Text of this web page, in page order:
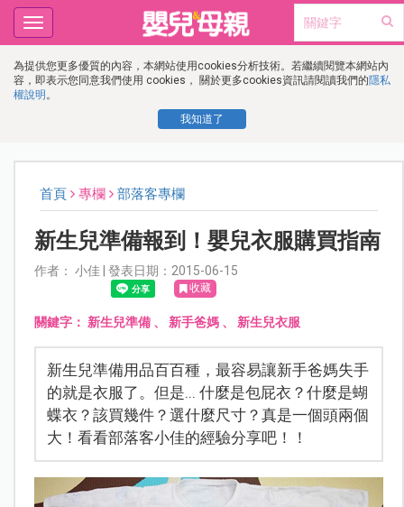
為提供您更多優質的內容，本網站使用cookies分析技術。若繼續閱覽本網站內
容，即表示您同意我們使用 cookies， 關於更多cookies資訊請閱讀我們的隱私
權說明 。
我知道了
Toggle
navigation
首頁 專欄 部落客專欄
新生兒準備報到！嬰兒衣服購買指南
作者： 小佳 | 發表日期：2015-06-15
收藏
關鍵字： 新生兒準備、 新手爸媽、 新生兒衣服
新生兒準備用品百百種，最容易讓新手爸媽失手
的就是衣服了。但是... 什麼是包屁衣？什麼是蝴
蝶衣？該買幾件？選什麼尺寸？真是一個頭兩個
大！看看部落客小佳的經驗分享吧！！